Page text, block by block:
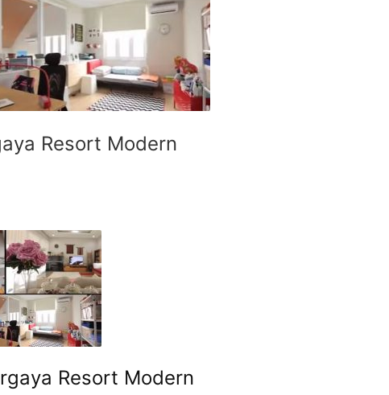
Resort Modern
Resort Modern